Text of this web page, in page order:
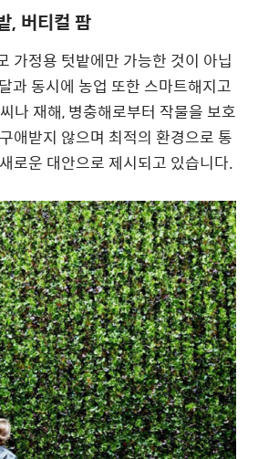
, 버티컬 팜
가정용 텃밭에만 가능한 것이 아닙
과 동시에 농업 또한 스마트해지고
나 재해, 병충해로부터 작물을 보호
애받지 않으며 최적의 환경으로 통
로운 대안으로 제시되고 있습니다.